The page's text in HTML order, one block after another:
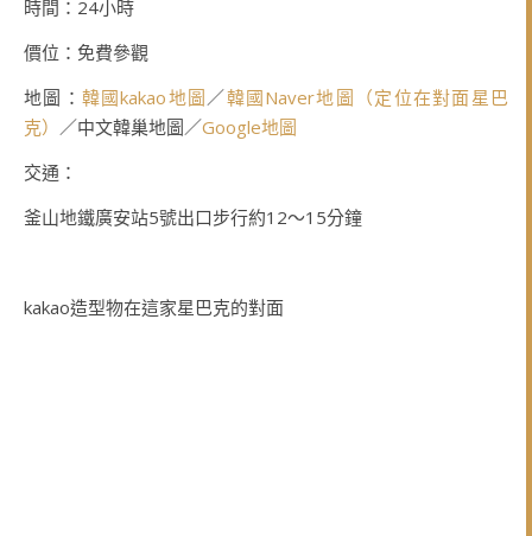
時間：24小時
價位：免費參觀
地圖： 韓國kakao地圖 ／韓國Naver地圖（定位在對面星巴
克） ／中文韓巢地圖／Google地圖
交通：
釜山地鐵廣安站5號出口步行約12～15分鐘
kakao造型物在這家星巴克的對面